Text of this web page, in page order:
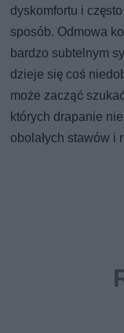
dyskomfortu i
sposób. Odmowa
bardzo subtelnym
dzieje się coś
może zacząć
których drapanie
obolałych stawów i